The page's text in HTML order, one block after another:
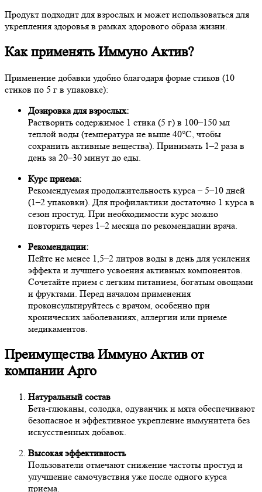
Продукт подходит для взрослых и может использоваться для
укрепления здоровья в рамках здорового образа жизни.
Как применять Иммуно Актив?
Применение добавки удобно благодаря форме стиков (10
стиков по 5 г в упаковке):
Дозировка для взрослых:
Растворить содержимое 1 стика (5 г) в 100–150 мл
теплой воды (температура не выше 40°C, чтобы
сохранить активные вещества). Принимать 1–2 раза в
день за 20–30 минут до еды.
Курс приема:
Рекомендуемая продолжительность курса – 5–10 дней
(1–2 упаковки). Для профилактики достаточно 1 курса в
сезон простуд. При необходимости курс можно
повторить через 1–2 месяца по рекомендации врача.
Рекомендации:
Пейте не менее 1,5–2 литров воды в день для усиления
эффекта и лучшего усвоения активных компонентов.
Сочетайте прием с легким питанием, богатым овощами
и фруктами. Перед началом применения
проконсультируйтесь с врачом, особенно при
хронических заболеваниях, аллергии или приеме
медикаментов.
Преимущества Иммуно Актив от
компании Арго
Натуральный состав
Бета-глюканы, солодка, одуванчик и мята обеспечивают
безопасное и эффективное укрепление иммунитета без
искусственных добавок.
Высокая эффективность
Пользователи отмечают снижение частоты простуд и
улучшение самочувствия уже после одного курса
приема.